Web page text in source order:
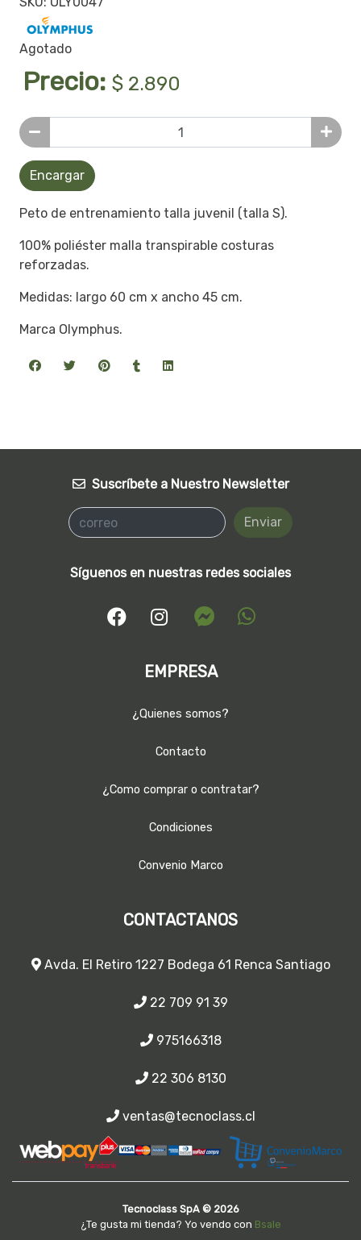
Agotado
Precio: $ 2.890
Encargar
Peto de entrenamiento talla juvenil (talla S).
100% poliéster malla transpirable costuras
reforzadas.
Medidas: largo 60 cm x ancho 45 cm.
Marca Olymphus.
Suscríbete a Nuestro Newsletter
Enviar
Síguenos en nuestras redes sociales
EMPRESA
¿Quienes somos?
Contacto
¿Como comprar o contratar?
Condiciones
Convenio Marco
CONTACTANOS
Avda. El Retiro 1227 Bodega 61 Renca Santiago
22 709 91 39
975166318
22 306 8130
ventas@tecnoclass.cl
Tecnoclass SpA © 2026
¿Te gusta mi tienda? Yo vendo con Bsale